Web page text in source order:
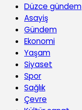
Düzce gündem
Asayiş
Gündem
Ekonomi
Yaşam
Siyaset
Spor
Sağlık
Çevre